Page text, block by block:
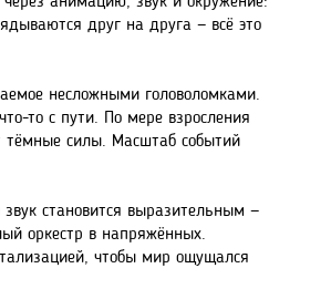
друг на друга — всё это
несложными головоломками.
то с пути. По мере взросления
тёмные силы. Масштаб событий
становится выразительным —
оркестр в напряжённых.
чтобы мир ощущался